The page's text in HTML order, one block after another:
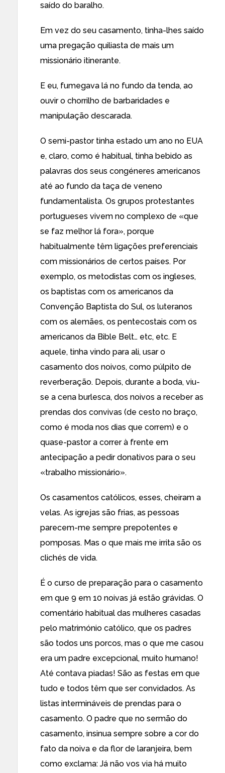
saído do baralho.
Em vez do seu casamento, tinha-lhes saído
uma pregação quiliasta de mais um
missionário itinerante.
E eu, fumegava lá no fundo da tenda, ao
ouvir o chorrilho de barbaridades e
manipulação descarada.
O semi-pastor tinha estado um ano no EUA
e, claro, como é habitual, tinha bebido as
palavras dos seus congéneres americanos
até ao fundo da taça de veneno
fundamentalista. Os grupos protestantes
portugueses vivem no complexo de «que
se faz melhor lá fora», porque
habitualmente têm ligações preferenciais
com missionários de certos países. Por
exemplo, os metodistas com os ingleses,
os baptistas com os americanos da
Convenção Baptista do Sul, os luteranos
com os alemães, os pentecostais com os
americanos da Bible Belt… etc, etc. E
aquele, tinha vindo para ali, usar o
casamento dos noivos, como púlpito de
reverberação. Depois, durante a boda, viu-
se a cena burlesca, dos noivos a receber as
prendas dos convivas (de cesto no braço,
como é moda nos dias que correm) e o
quase-pastor a correr à frente em
antecipação a pedir donativos para o seu
«trabalho missionário».
Os casamentos católicos, esses, cheiram a
velas. As igrejas são frias, as pessoas
parecem-me sempre prepotentes e
pomposas. Mas o que mais me irrita são os
clichés de vida.
É o curso de preparação para o casamento
em que 9 em 10 noivas já estão grávidas. O
comentário habitual das mulheres casadas
pelo matrimónio católico, que os padres
são todos uns porcos, mas o que me casou
era um padre excepcional, muito humano!
Até contava piadas! São as festas em que
tudo e todos têm que ser convidados. As
listas intermináveis de prendas para o
casamento. O padre que no sermão do
casamento, insinua sempre sobre a cor do
fato da noiva e da flor de laranjeira, bem
como exclama: Já não vos via há muito